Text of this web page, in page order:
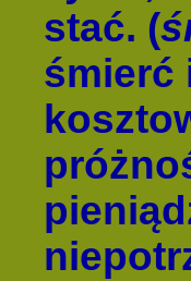
stać. (
śmierć